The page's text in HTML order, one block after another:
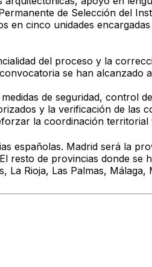
de Selección del
en cinco unidades
del proceso y la
se han alcanzado
de seguridad, control
y la verificación de las
la coordinación
españolas. Madrid será la
resto de provincias donde se
La Rioja, Las Palmas,